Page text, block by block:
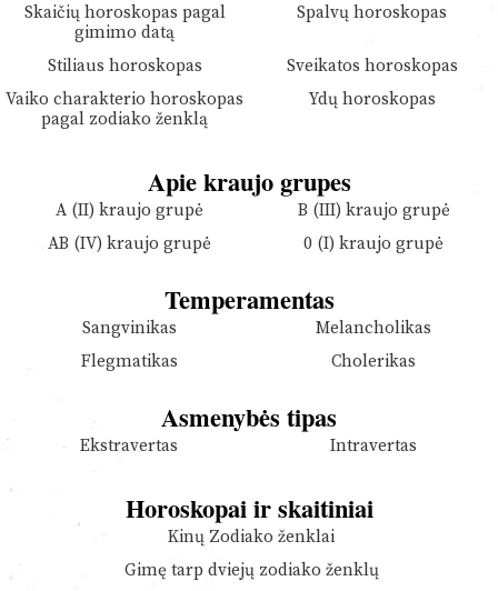
Skaičių horoskopas pagal
gimimo datą
Spalvų horoskopas
Stiliaus horoskopas
Sveikatos horoskopas
Vaiko charakterio horoskopas
pagal zodiako ženklą
Ydų horoskopas
Apie kraujo grupes
A (II) kraujo grupė
B (III) kraujo grupė
AB (IV) kraujo grupė
0 (I) kraujo grupė
Temperamentas
Sangvinikas
Melancholikas
Flegmatikas
Cholerikas
Asmenybės tipas
Ekstravertas Intravertas
Horoskopai ir skaitiniai
Kinų Zodiako ženklai
Gimę tarp dviejų zodiako ženklų